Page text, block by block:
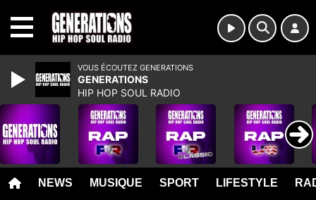
NEWS MUSIQUE SPORT LIFESTYLE
VOUS ÉCOUTEZ GENERATIONS
GENERATIONS
HIP HOP SOUL RADIO